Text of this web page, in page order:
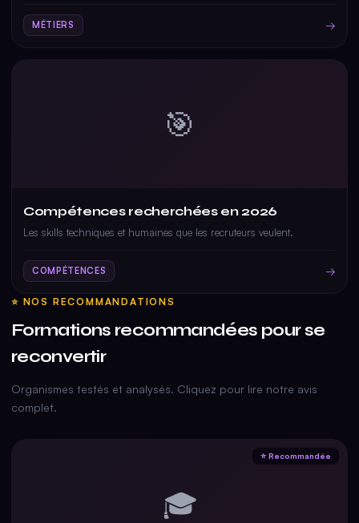
MÉTIERS →
🎯
Compétences recherchées en 2026
Les skills techniques et humaines que les recruteurs veulent.
COMPÉTENCES →
⭐ NOS RECOMMANDATIONS
Formations recommandées pour se
reconvertir
Organismes testés et analysés. Cliquez pour lire notre avis
complet.
⭐ Recommandée
🎓